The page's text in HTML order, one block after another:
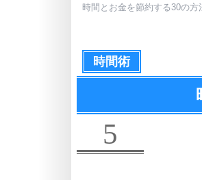
時間とお金を節約する30の方
時間術
5